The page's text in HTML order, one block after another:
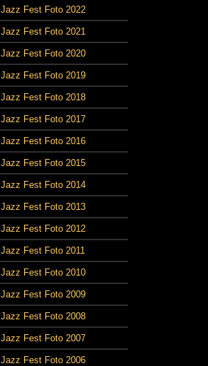
Jazz Fest Foto 2022
Jazz Fest Foto 2021
Jazz Fest Foto 2020
Jazz Fest Foto 2019
Jazz Fest Foto 2018
Jazz Fest Foto 2017
Jazz Fest Foto 2016
Jazz Fest Foto 2015
Jazz Fest Foto 2014
Jazz Fest Foto 2013
Jazz Fest Foto 2012
Jazz Fest Foto 2011
Jazz Fest Foto 2010
Jazz Fest Foto 2009
Jazz Fest Foto 2008
Jazz Fest Foto 2007
Jazz Fest Foto 2006